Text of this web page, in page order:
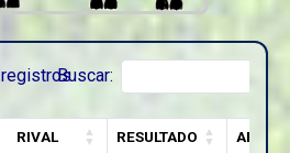
registrosBuscar:
RIVAL RESULTADO